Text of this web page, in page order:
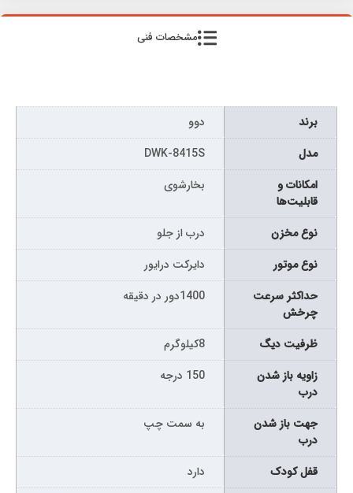
مشخصات فنی
برند
دوو
مدل
DWK-8415S
امکانات و
قابلیت‌ها
بخارشوی
نوع مخزن
درب از جلو
نوع موتور
دایرکت درایور
حداکثر سرعت
چرخش
1400دور در دقیقه
ظرفیت دیگ
8کیلوگرم
زاویه باز شدن
درب
150 درجه
جهت باز شدن
درب
به سمت چپ
قفل کودک
دارد